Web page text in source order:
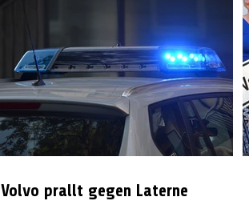
Volvo prallt gegen Laterne